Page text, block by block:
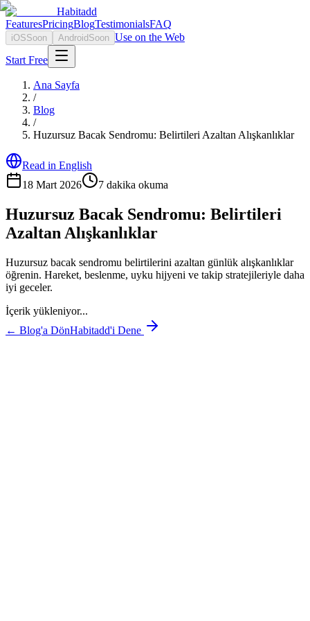
Habitadd
FeaturesPricingBlogTestimonialsFAQ
iOSSoon Android Soon Use on the Web
Start Free
Ana Sayfa
/
Blog
/
Huzursuz Bacak Sendromu: Belirtileri Azaltan Alışkanlıklar
Read in English
18 Mart 2026
7 dakika okuma
Huzursuz Bacak Sendromu: Belirtileri
Azaltan Alışkanlıklar
Huzursuz bacak sendromu belirtilerini azaltan günlük alışkanlıklar
öğrenin. Hareket, beslenme, uyku hijyeni ve takip stratejileriyle daha
iyi geceler.
İçerik yükleniyor...
← Blog'a DönHabitadd'i Dene